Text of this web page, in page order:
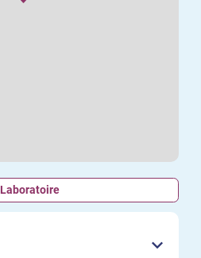
Laboratoire